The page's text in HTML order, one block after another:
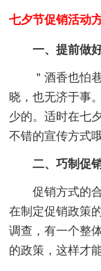
七夕节促销活动
一、提前做
＂酒香也怕
晓，也无济于事
少的。适时在七
不错的宣传方式哦
二、巧制促
促销方式的
在制定促销政策
调查，有一个整
的政策，这样才